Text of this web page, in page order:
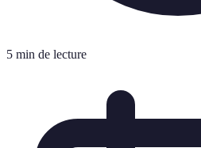
5 min de lecture